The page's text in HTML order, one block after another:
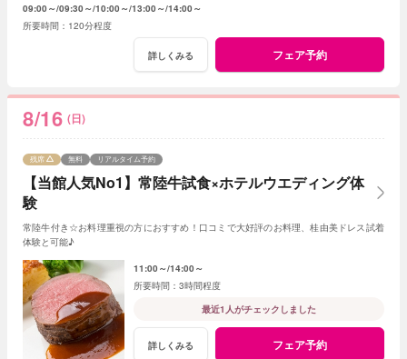
09:00～ 09:30～ 10:00～ 13:00～ 14:00～
120分程度
詳しくみる フェア予約
8/16 (日)
【当館人気No1】常陸牛試食×ホテルウエディング体
験
残席 無料 リアルタイム予約
常陸牛付き☆お料理重視の方におすすめ！口コミで大好評のお料理、桂由美ドレス試着
体験と可能♪
11:00～ 14:00～
3時間程度
最近1人がチェックしました
詳しくみる フェア予約